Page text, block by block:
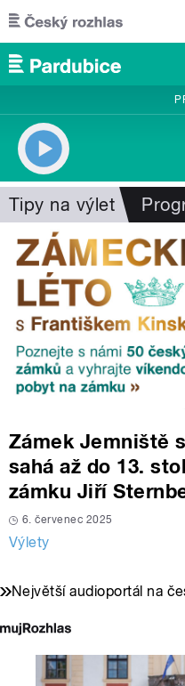
Přejít k hlavnímu obsahu
Tipy na výlet
Zámek Jemniště
sahá až do 13.
zámku Jiří
6. červenec 2025
Výlety
Největší audioportál na